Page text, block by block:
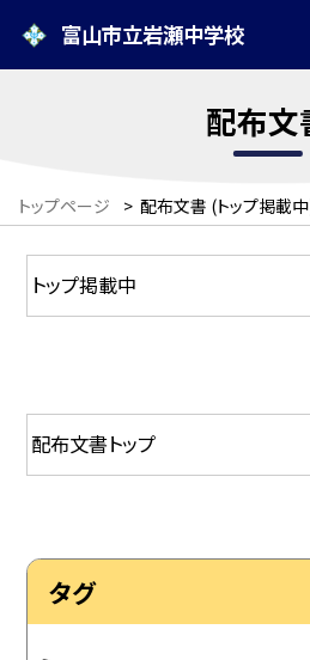
富山市立岩瀬中学校
配布文
トップページ > 配布文書 (トップ掲載
タグ